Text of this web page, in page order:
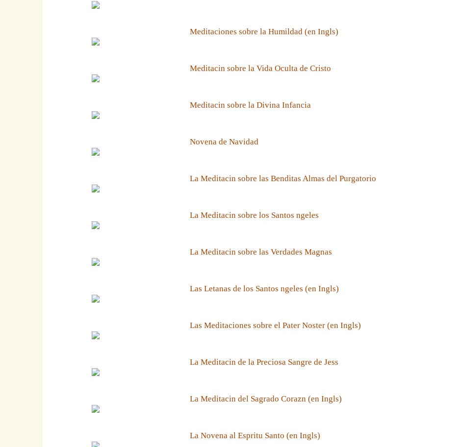
Meditaciones sobre la Humildad (en Ingls)
Meditacin sobre la Vida Oculta de Cristo
Meditacin sobre la Divina Infancia
Novena de Navidad
La Meditacin sobre las Benditas Almas del Purgatorio
La Meditacin sobre los Santos ngeles
La Meditacin sobre las Verdades Magnas
Las Letanas de los Santos ngeles (en Ingls)
Las Meditaciones sobre el Pater Noster (en Ingls)
La Meditacin de la Preciosa Sangre de Jess
La Meditacin del Sagrado Corazn (en Ingls)
La Novena al Espritu Santo (en Ingls)